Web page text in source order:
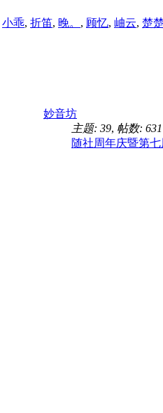
小乖, 折笛, 晚。 , 顾忆, 岫云, 楚
妙音坊
主题: 39, 帖数: 631
随社周年庆暨第